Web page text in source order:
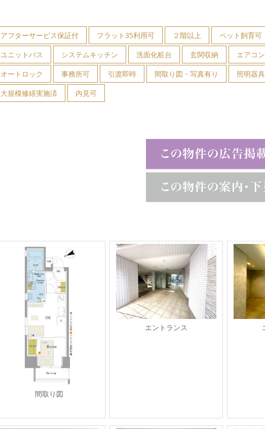
アフターサービス保証付 フラット35利用可 ２階以上
ペット飼育可
ユニットバス
システムキッチン 洗面化粧台 玄関収納
エアコン
オートロック
事務所可 引渡即時 間取り図・写真有り
照明器具
大規模修繕実施済
内見可
間取り図
エントランス